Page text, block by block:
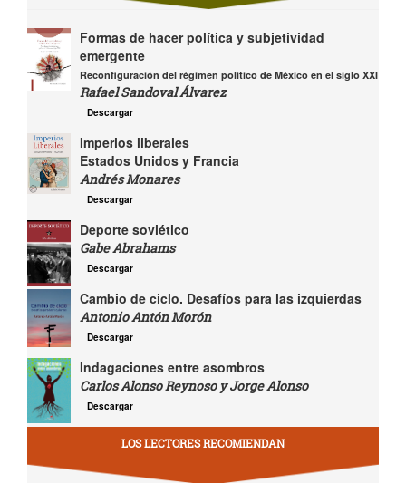
Formas de hacer política y subjetividad
emergente
Reconfiguración del régimen político de México en el siglo XXI
Rafael Sandoval Álvarez
Descargar
Imperios liberales
Estados Unidos y Francia
Andrés Monares
Descargar
Deporte soviético
Gabe Abrahams
Descargar
Cambio de ciclo. Desafíos para las izquierdas
Antonio Antón Morón
Descargar
Indagaciones entre asombros
Carlos Alonso Reynoso y Jorge Alonso
Descargar
LOS LECTORES RECOMIENDAN